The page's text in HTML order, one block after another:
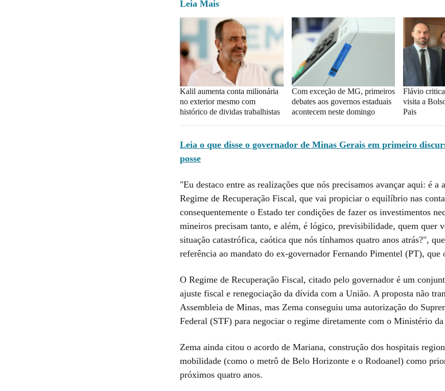
Leia Mais
Kalil aumenta conta milionária
no exterior mesmo com
histórico de dividas trabalhistas
Com exceção de MG, primeiros
debates aos governos estaduais
acontecem neste domingo
Flávio
visita a
Pais
Leia o que disse o governador de Minas Gerais em primeiro
posse
"Eu destaco entre as realizações que nós precisamos avançar aqui: é a
Regime de Recuperação Fiscal, que vai propiciar o equilíbrio nas
consequentemente o Estado ter condições de fazer os investimentos
mineiros precisam tanto, e além, é lógico, previsibilidade, quem quer
situação catastrófica, caótica que nós tínhamos quatro anos atrás?",
referência ao mandato do ex-governador Fernando Pimentel (PT), que
O Regime de Recuperação Fiscal, citado pelo governador é um
ajuste fiscal e renegociação da dívida com a União. A proposta não
Assembleia de Minas, mas Zema conseguiu uma autorização do
Federal (STF) para negociar o regime diretamente com o Ministério
Zema ainda citou o acordo de Mariana, construção dos hospitais
mobilidade (como o metrô de Belo Horizonte e o Rodoanel) como
próximos quatro anos.